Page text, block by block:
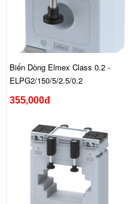
Biến Dòng Elmex Class 0.2 -
ELPG2/150/5/2.5/0.2
355,000đ